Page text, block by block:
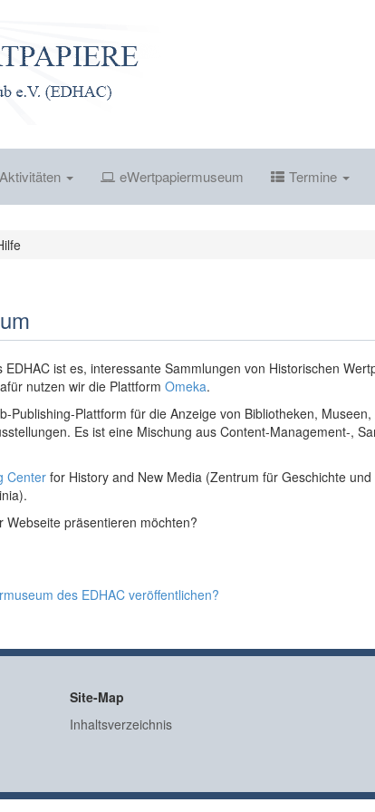
eWertpapiermuseum Termine
ist es, interessante Sammlungen von Historischen
nutzen wir die Plattform Omeka.
Publishing-Plattform für die Anzeige von Bibliotheken, Museen,
Es ist eine Mischung aus Content-Management-,
Centerfor History and New Media (Zentrum für Geschichte und
Webseite präsentieren möchten?
des EDHAC veröffentlichen?
Site-Map
Inhaltsverzeichnis